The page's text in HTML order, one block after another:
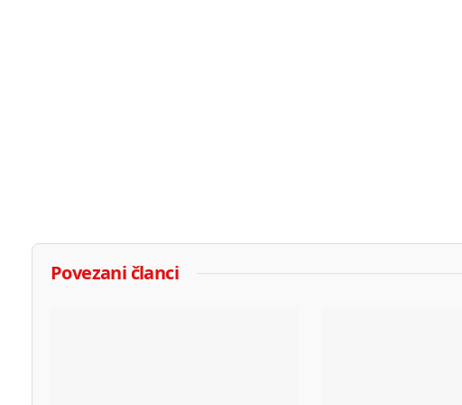
Povezani članci